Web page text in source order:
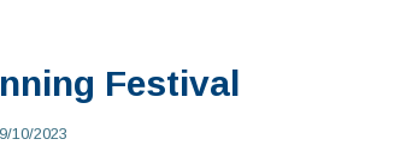
Festival
10/2023